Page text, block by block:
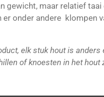
gewicht, maar relatief
er onder andere klompen
elk stuk hout is anders
of knoesten in het hout